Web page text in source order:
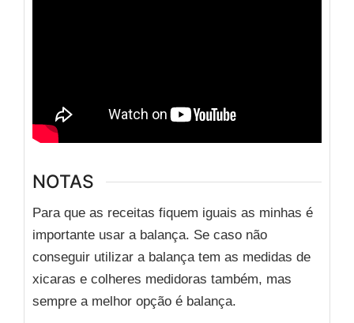
NOTAS
Para que as receitas fiquem iguais as minhas é
importante usar a balança. Se caso não
conseguir utilizar a balança tem as medidas de
xicaras e colheres medidoras também, mas
sempre a melhor opção é balança.